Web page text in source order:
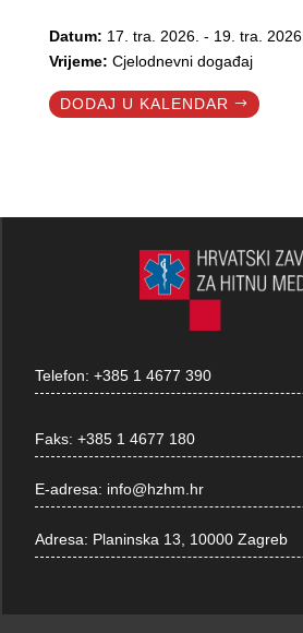
Datum: 17. tra. 2026. - 19. tra. 2026.
Vrijeme: Cjelodnevni događaj
DODAJ U KALENDAR
Telefon:+385 1 4677 390
Faks:+385 1 4677 180
E-adresa: info@hzhm.hr
Adresa: Planinska 13, 10000 Zagreb